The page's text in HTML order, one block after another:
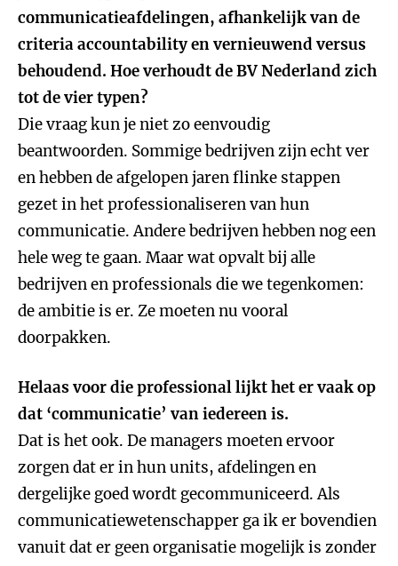
communicatieafdelingen, afhankelijk van de
criteria accountability en vernieuwend versus
behoudend. Hoe verhoudt de BV Nederland zich
tot de vier typen?
Die vraag kun je niet zo eenvoudig
beantwoorden. Sommige bedrijven zijn echt ver
en hebben de afgelopen jaren flinke stappen
gezet in het professionaliseren van hun
communicatie. Andere bedrijven hebben nog een
hele weg te gaan. Maar wat opvalt bij alle
bedrijven en professionals die we tegenkomen:
de ambitie is er. Ze moeten nu vooral
doorpakken.
Helaas voor die professional lijkt het er vaak op
dat ‘communicatie’ van iedereen is.
Dat is het ook. De managers moeten ervoor
zorgen dat er in hun units, afdelingen en
dergelijke goed wordt gecommuniceerd. Als
communicatiewetenschapper ga ik er bovendien
vanuit dat er geen organisatie mogelijk is zonder